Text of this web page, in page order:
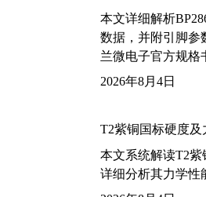
本文详细解析
数据，并附引脚参
兰微电子官方规格
2026年8月4日
T2紫铜国标硬度
本文系统解读T2紫
详细分析其力学性